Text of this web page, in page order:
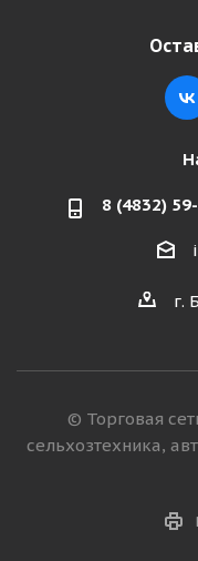
8 (4832)
г.
© Торговая
сельхозтехника,